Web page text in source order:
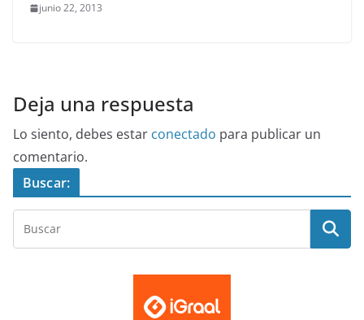
junio 22, 2013
Deja una respuesta
Lo siento, debes estar conectado para publicar un
comentario.
Buscar: